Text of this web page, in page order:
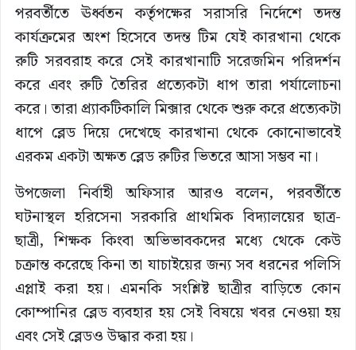
পরবর্তীতে ঊর্ধ্বতন কর্তৃপক্ষের সরাসরি নির্দেশে তদন্ত
কার্যক্রমের অংশ হিসেবে তদন্ত টিম যেই কারখানা থেকে
রুটি সরবরাহ করে সেই কারখানাটি সরেজমিন পরিদর্শন
করে এবং রুটি তৈরির প্রত্যেকটা ধাপ তারা পর্যালোচনা
করে। তারা প্র্যাকটিকালি মিক্সার থেকে শুরু করে প্রত্যেকটা
ধাপে ব্লেড দিয়ে দেখেছে কারখানা থেকে কোনোভাবেই
এরকম একটা অক্ষত ব্লেড রুটির ভিতরে আসা সম্ভব না।
উপজেলা নির্বাহী অফিসার আরও বলেন, পরবর্তীতে
ঘটনাস্থল হরিসেনা সরকারি প্রাথমিক বিদ্যালয়ের ছাত্র-
ছাত্রী, শিক্ষক কিংবা অভিভাবকদের মধ্যে থেকে কেউ
চক্রান্ত করেছে কিনা তা যাচাইয়ের জন্য সব ধরনের পলিসি
এপ্লাই করা হয়। এমনকি সংশ্লিষ্ট ছাত্রীর বাড়িতে কোন
কোম্পানির ব্লেড ব্যবহার হয় সেই বিষয়ে খবর নেওয়া হয়
এবং সেই ব্লেডও উদ্ধার করা হয়।